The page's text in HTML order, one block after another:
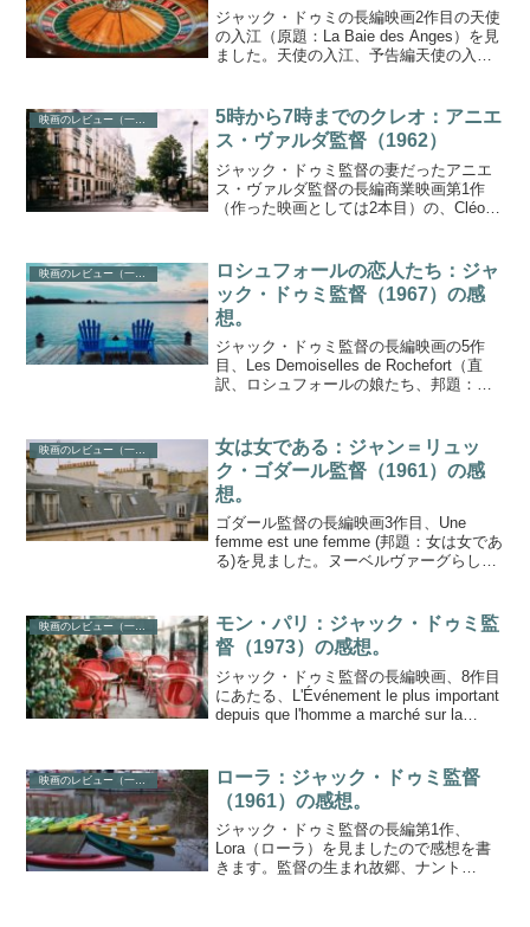
ジャック・ドゥミの長編映画2作目の天使
の入江（原題：La Baie des Anges）を見
ました。天使の入江、予告編天使の入
人物がこの海岸沿いにある...
映画のレビュー（一般）
5時から7時までのクレオ：アニエ
ス・ヴァルダ監督（1962）
ジャック・ドゥミ監督の妻だったアニエ
ス・ヴァルダ監督の長編商業映画第1作
（作った映画としては2本目）の、Cléo
古いモノクロ映画ですが、今みても、さ
して古...
ロシュフォールの恋人たち：ジャ
ック・ドゥミ監督（1967）の感
想。
ジャック・ドゥミ監督の長編映画の5作
目、Les Demoiselles de Rochefort（直
訳、ロシュフォールの娘たち、邦題：ロ
と、ドゥミ監督がより多くの予算を...
映画のレビュー（一般）
女は女である：ジャン＝リュッ
ク・ゴダール監督（1961）の感
想。
ゴダール監督の長編映画3作目、Une
femme est une femme (邦題：女は女であ
る)を見ました。ヌーベルヴァーグらしい
身、作品名を叫んでいるのは、主演...
映画のレビュー（一般）
モン・パリ：ジャック・ドゥミ監
督（1973）の感想。
ジャック・ドゥミ監督の長編映画、8作目
にあたる、L'Événement le plus important
depuis que l'homme a marché sur la
ローラ：ジャック・ドゥミ監督
（1961）の感想。
ジャック・ドゥミ監督の長編第1作、
Lora（ローラ）を見ましたので感想を書
きます。監督の生まれ故郷、ナント